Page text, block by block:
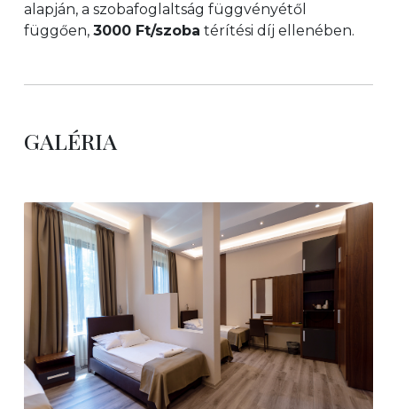
alapján, a szobafoglaltság függvényétől
függően,3000 Ft/szoba térítési díj ellenében.
GALÉRIA